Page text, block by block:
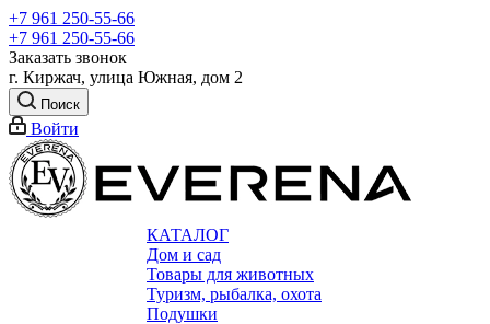
+7 961 250-55-66
+7 961 250-55-66
Заказать звонок
г. Киржач, улица Южная, дом 2
Поиск
Войти
КАТАЛОГ
Дом и сад
Товары для животных
Туризм, рыбалка, охота
Подушки